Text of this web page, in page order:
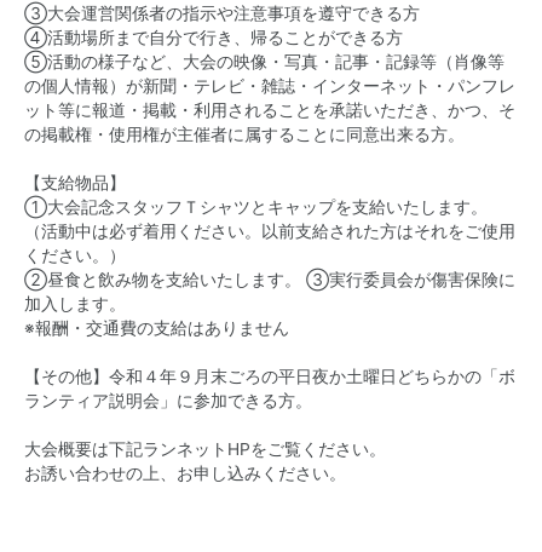
③大会運営関係者の指示や注意事項を遵守できる方
④活動場所まで自分で行き、帰ることができる方
⑤活動の様子など、大会の映像・写真・記事・記録等（肖像等
の個人情報）が新聞・テレビ・雑誌・インターネット・パンフレ
ット等に報道・掲載・利用されることを承諾いただき、かつ、そ
の掲載権・使用権が主催者に属することに同意出来る方。
【支給物品】
①大会記念スタッフＴシャツとキャップを支給いたします。
（活動中は必ず着用ください。以前支給された方はそれをご使用
ください。）
②昼食と飲み物を支給いたします。 ③実行委員会が傷害保険に
加入します。
※報酬・交通費の支給はありません
【その他】令和４年９月末ごろの平日夜か土曜日どちらかの「ボ
ランティア説明会」に参加できる方。
大会概要は下記ランネットHPをご覧ください。
お誘い合わせの上、お申し込みください。